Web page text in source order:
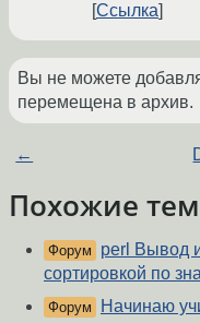
Ссылка
Вы не можете
перемещена в архив.
←
Похожие
Форум
perl Вывод
сортировкой по
Форум Начинаю